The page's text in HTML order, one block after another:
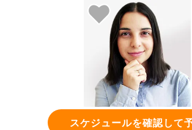
スケジュールを確認して